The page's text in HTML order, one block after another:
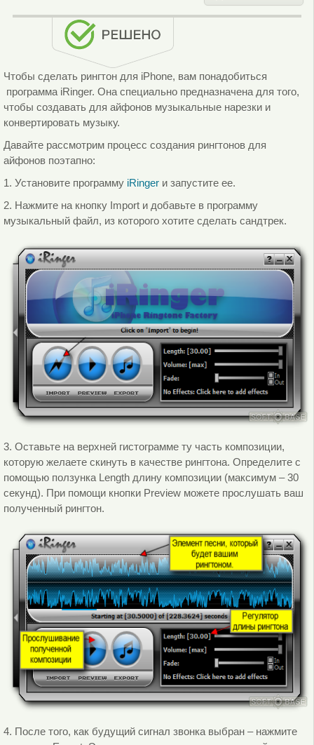
Чтобы сделать рингтон для iPhone, вам понадобиться
программа iRinger. Она специально предназначена для того,
чтобы создавать для айфонов музыкальные нарезки и
конвертировать музыку.
Давайте рассмотрим процесс создания рингтонов для
айфонов поэтапно:
1. Установите программу iRingerи запустите ее.
2. Нажмите на кнопку Import и добавьте в программу
музыкальный файл, из которого хотите сделать сандтрек.
3. Оставьте на верхней гистограмме ту часть композиции,
которую желаете скинуть в качестве рингтона. Определите с
помощью ползунка Length длину композиции (максимум – 30
секунд). При помощи кнопки Preview можете прослушать ваш
полученный рингтон.
4. После того, как будущий сигнал звонка выбран – нажмите